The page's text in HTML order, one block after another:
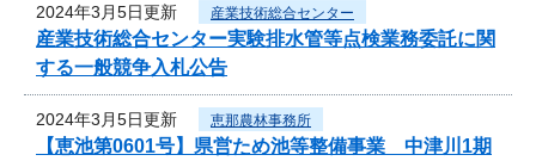
2024年3月5日更新 産業技術総合センター
産業技術総合センター実験排水管等点検業務委託に関
する一般競争入札公告
2024年3月5日更新 恵那農林事務所
【恵池第0601号】県営ため池等整備事業 中津川1期